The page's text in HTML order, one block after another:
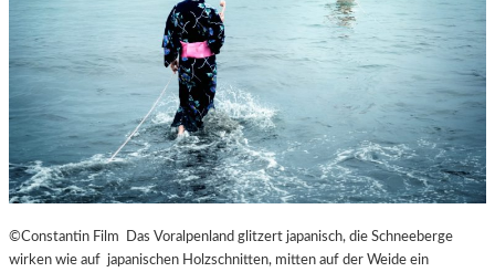
©Constantin Film Das Voralpenland glitzert japanisch, die Schneeberge
wirken wie auf japanischen Holzschnitten, mitten auf der Weide ein